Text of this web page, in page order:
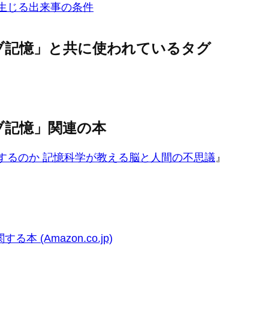
じる出来事の条件
記憶」と共に使われているタグ
記憶」関連の本
るのか 記憶科学が教える脳と人間の不思議 』
する本 (Amazon.co.jp)